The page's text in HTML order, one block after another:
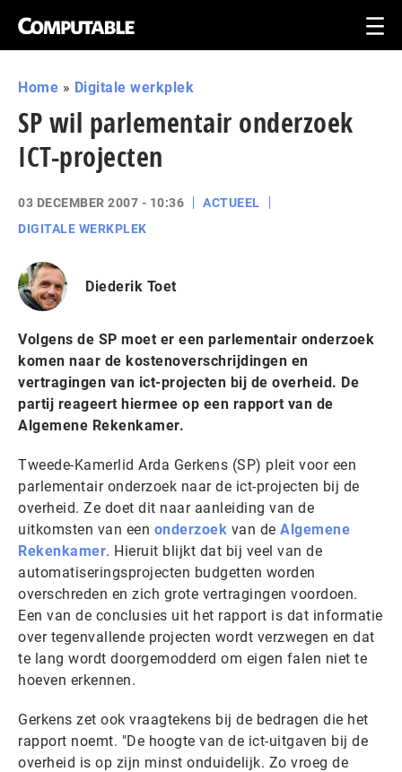
Home » Digitale werkplek
SP wil parlementair onderzoek
ICT-projecten
03 DECEMBER 2007 - 10:36
ACTUEEL
DIGITALE WERKPLEK
Diederik Toet
Volgens de SP moet er een parlementair onderzoek
komen naar de kostenoverschrijdingen en
vertragingen van ict-projecten bij de overheid. De
partij reageert hiermee op een rapport van de
Algemene Rekenkamer.
Tweede-Kamerlid Arda Gerkens (SP) pleit voor een
parlementair onderzoek naar de ict-projecten bij de
overheid. Ze doet dit naar aanleiding van de
uitkomsten van een onderzoek van de Algemene
Rekenkamer. Hieruit blijkt dat bij veel van de
automatiseringsprojecten budgetten worden
overschreden en zich grote vertragingen voordoen.
Een van de conclusies uit het rapport is dat informatie
over tegenvallende projecten wordt verzwegen en dat
te lang wordt doorgemodderd om eigen falen niet te
hoeven erkennen.
Gerkens zet ook vraagtekens bij de bedragen die het
rapport noemt. "De hoogte van de ict-uitgaven bij de
overheid is op zijn minst onduidelijk. Zo vroeg de